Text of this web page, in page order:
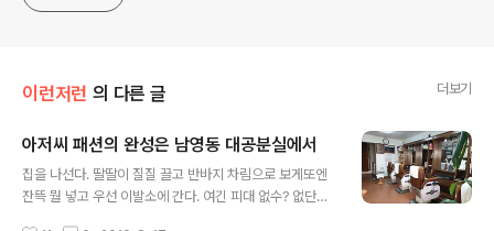
generalized viewpoint
이런저런 의 다른 글 더보기
아저씨 패션의 완성은 남영동 대공분실에서
집을 나선다. 딸딸이 질질 끌고 반바지 차림으로 보게또엔
잔뜩 뭘 넣고 우선 이발소에 간다. 여긴 피대 없수? 없단다.